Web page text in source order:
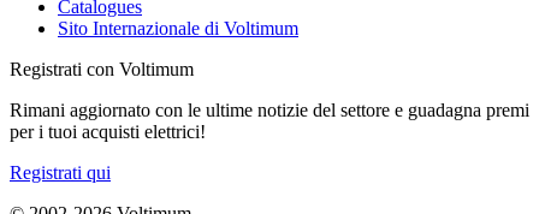
Catalogues
Sito Internazionale di Voltimum
Registrati con Voltimum
Rimani aggiornato con le ultime notizie del settore e guadagna premi
per i tuoi acquisti elettrici!
Registrati qui